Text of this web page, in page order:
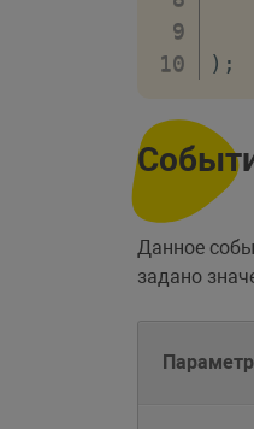
) ;
Данное
задано
Параметр